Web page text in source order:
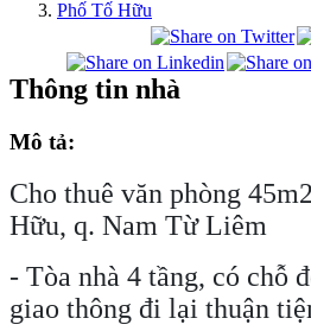
Phố Tố Hữu
Thông tin nhà
Mô tả:
Cho thuê văn phòng
Hữu, q. Nam Từ Liêm
- Tòa nhà 4 tầng, có chỗ
giao thông đi lại thuận